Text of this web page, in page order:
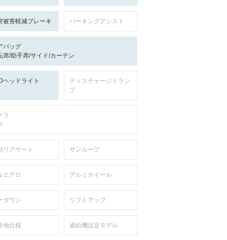
被害軽減ブレーキ パーキングアシスト
バッグ
席/助手席/サイド/カーテン
ヘッドライト
ディスチャージドラン
プ
ラ
リアゲート サンルーフ
エアロ アルミホイール
ダウン リフトアップ
地仕様 過給機設定モデル